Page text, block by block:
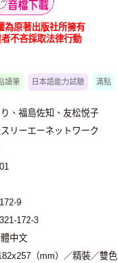
為原著出版社所擁有
不吝採取法律行動
讀筆 日本語能力試驗 滿點
り、福島佐知、友松悦子
スリーエーネットワーク
9
172-3
中文
（mm）／精裝／雙色